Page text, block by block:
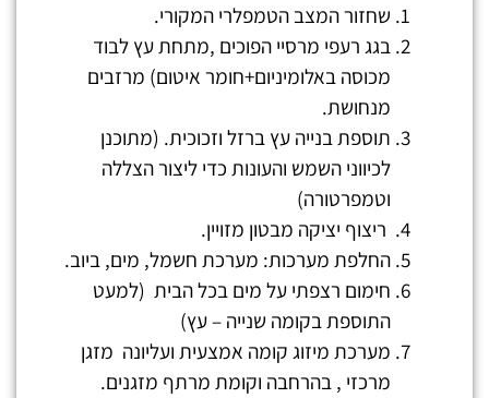
שחזור המצב הטמפלרי המקורי.
בגג רעפי מרסיי הפוכים ,מתחת עץ לבוד
מכוסה באלומיניום+חומר איטום) מרזבים
מנחושת.
תוספת בנייה עץ ברזל וזכוכית. (מתוכנן
לכיווני השמש והעונות כדי ליצור הצללה
וטמפרטורה)
ריצוף יציקה מבטון מזויין.
החלפת מערכות: מערכת חשמל, מים, ביוב.
חימום רצפתי על מים בכל הבית (למעט
התוספת בקומה שנייה – עץ)
מערכת מיזוג קומה אמצעית ועליונה מזגן
מרכזי , בהרחבה וקומת מרתף מזגנים.